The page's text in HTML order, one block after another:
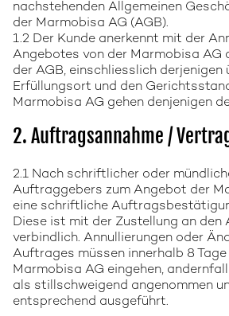
nachstehenden Allgemeinen
der Marmobisa AG (AGB).
1.2 Der Kunde anerkennt mit der
Angebotes von der Marmobisa AG
der AGB, einschliesslich derjenigen
Erfüllungsort und den
Marmobisa AG gehen denjenigen
2. Auftragsannahme /
2.1 Nach schriftlicher oder
Auftraggebers zum Angebot der
eine schriftliche
Diese ist mit der Zustellung an den
verbindlich. Annullierungen oder
Auftrages müssen innerhalb 8
Marmobisa AG eingehen,
als stillschweigend angenommen
entsprechend ausgeführt.